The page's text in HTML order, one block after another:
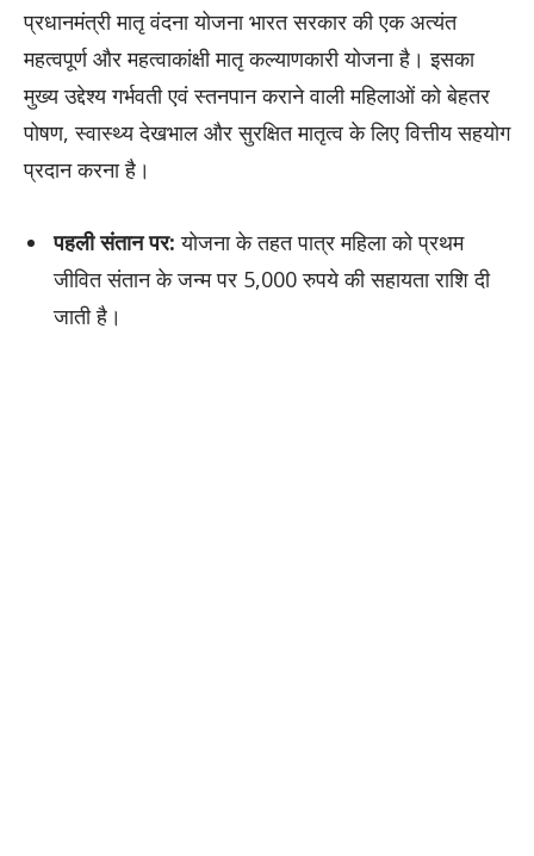
प्रधानमंत्री मातृ वंदना योजना भारत सरकार की एक अत्यंत
महत्वपूर्ण और महत्वाकांक्षी मातृ कल्याणकारी योजना है। इसका
मुख्य उद्देश्य गर्भवती एवं स्तनपान कराने वाली महिलाओं को बेहतर
पोषण, स्वास्थ्य देखभाल और सुरक्षित मातृत्व के लिए वित्तीय सहयोग
प्रदान करना है।
पहली संतान पर: योजना के तहत पात्र महिला को प्रथम
जीवित संतान के जन्म पर 5,000 रुपये की सहायता राशि दी
जाती है।